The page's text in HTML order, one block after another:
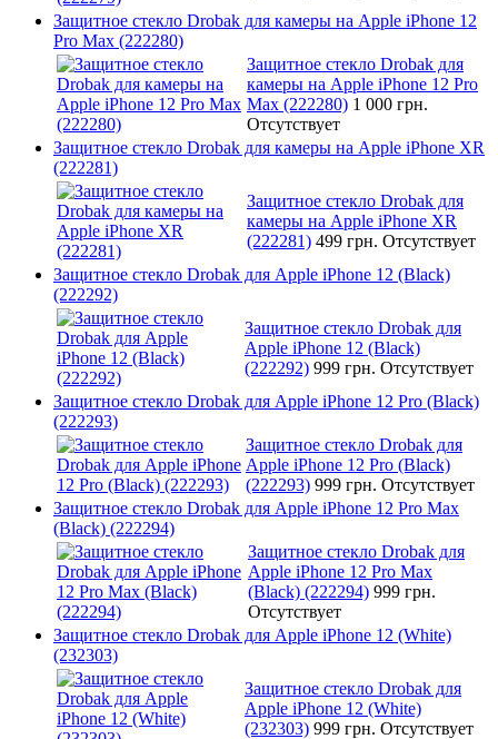
Защитное стекло Drobak для камеры на Apple iPhone 12
Pro Max (222280)
Защитное стекло Drobak для
камеры на Apple iPhone 12 Pro
Max (222280) 1 000 грн.
Отсутствует
Защитное стекло Drobak для камеры на Apple iPhone XR
(222281)
Защитное стекло Drobak для
камеры на Apple iPhone XR
(222281) 499 грн. Отсутствует
Защитное стекло Drobak для Apple iPhone 12 (Black)
(222292)
Защитное стекло Drobak для
Apple iPhone 12 (Black)
(222292) 999 грн. Отсутствует
Защитное стекло Drobak для Apple iPhone 12 Pro (Black)
(222293)
Защитное стекло Drobak для
Apple iPhone 12 Pro (Black)
(222293) 999 грн. Отсутствует
Защитное стекло Drobak для Apple iPhone 12 Pro Max
(Black) (222294)
Защитное стекло Drobak для
Apple iPhone 12 Pro Max
(Black) (222294) 999 грн.
Отсутствует
Защитное стекло Drobak для Apple iPhone 12 (White)
(232303)
Защитное стекло Drobak для
Apple iPhone 12 (White)
(232303) 999 грн. Отсутствует